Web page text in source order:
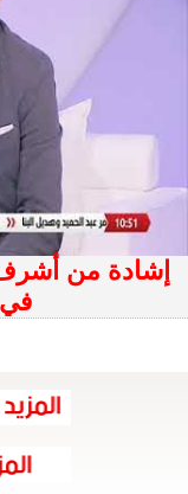
إشادة من
في